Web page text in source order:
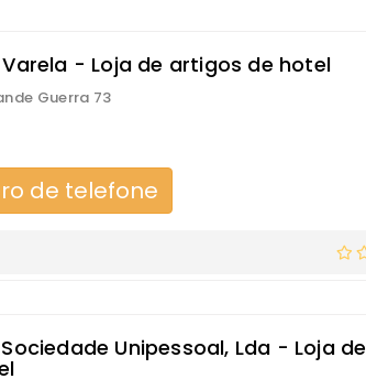
- Loja de artigos de hotel
Guerra 73
de telefone
Unipessoal, Lda - Loja de